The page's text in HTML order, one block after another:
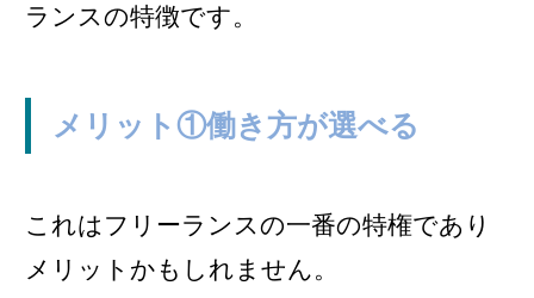
ランスの特徴です。
メリット①働き方が選べる
これはフリーランスの一番の特権であり
メリットかもしれません。